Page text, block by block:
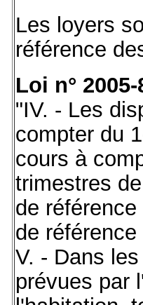
Les loyers
référence
Loi n°
"IV. - Les
compter du
cours à
trimestres
de
de
V. - Dans
prévues par